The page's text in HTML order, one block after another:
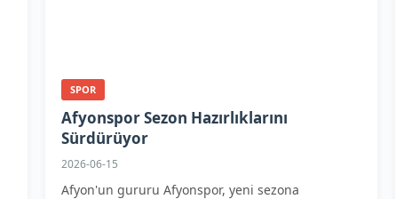
SPOR
Afyonspor Sezon Hazırlıklarını
Sürdürüyor
2026-06-15
Afyon'un gururu Afyonspor, yeni sezona